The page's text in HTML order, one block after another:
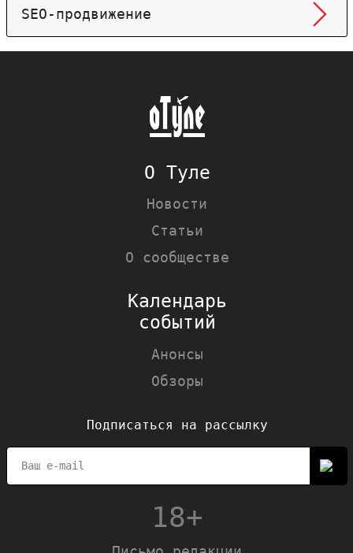
SEO-продвижение
О Туле
Новости
Статьи
О сообществе
Календарь
событий
Анонсы
Обзоры
Подписаться на рассылку
18+